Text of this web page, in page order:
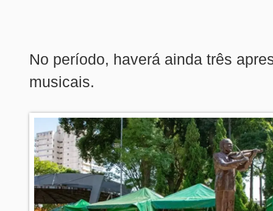
No período, haverá ainda três
musicais.